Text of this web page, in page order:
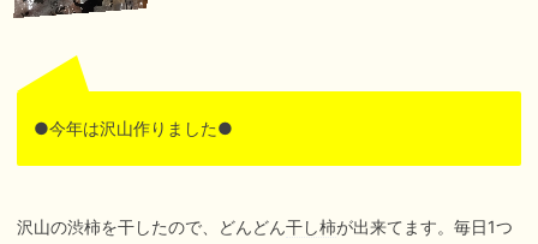
●今年は沢山作りました●
沢山の渋柿を干したので、どんどん干し柿が出来てます。毎日1つ